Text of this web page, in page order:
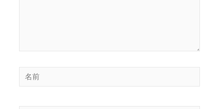
前